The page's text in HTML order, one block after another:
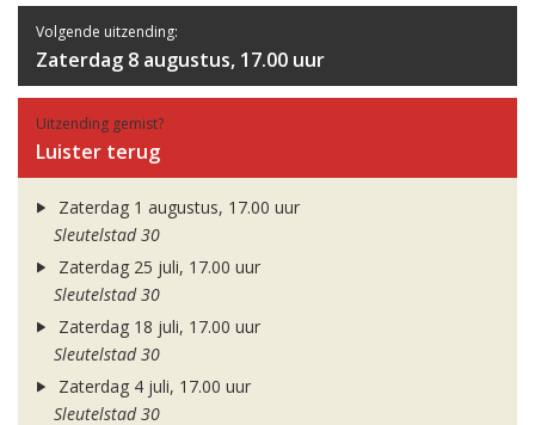
Volgende uitzending:
Zaterdag 8 augustus, 17.00 uur
Uitzending gemist?
Luister terug
Zaterdag 1 augustus, 17.00 uur
Sleutelstad 30
Zaterdag 25 juli, 17.00 uur
Sleutelstad 30
Zaterdag 18 juli, 17.00 uur
Sleutelstad 30
Zaterdag 4 juli, 17.00 uur
Sleutelstad 30